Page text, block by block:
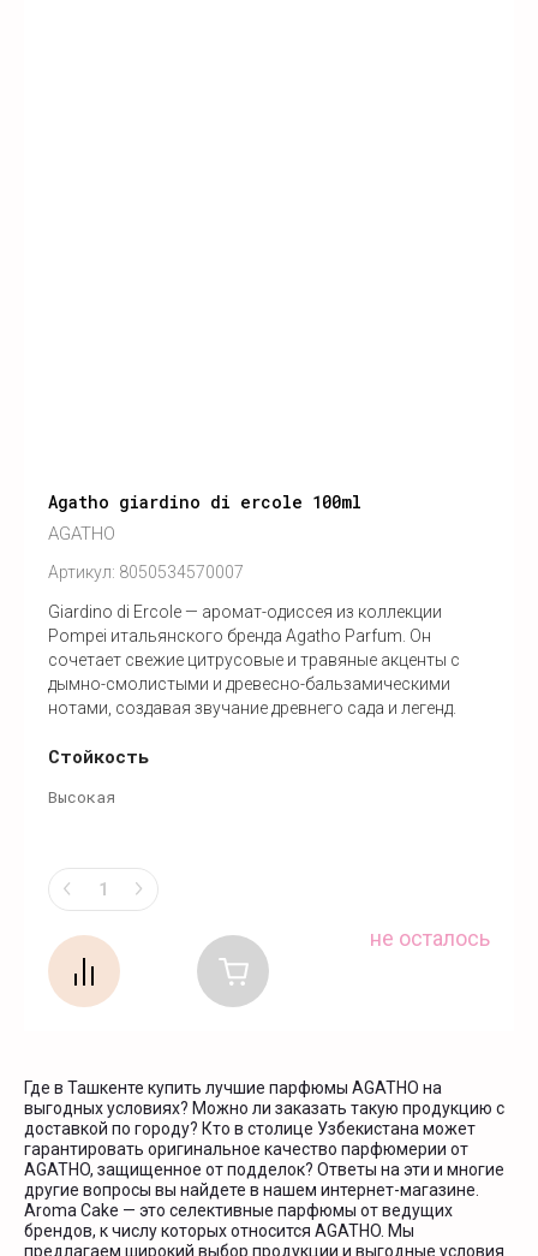
Agatho giardino di ercole 100ml
AGATHO
Артикул: 8050534570007
Giardino di Ercole — аромат-одиссея из коллекции
Pompei итальянского бренда Agatho Parfum. Он
сочетает свежие цитрусовые и травяные акценты с
дымно-смолистыми и древесно-бальзамическими
нотами, создавая звучание древнего сада и легенд.
Стойкость
Высокая
не осталось
Где в Ташкенте купить лучшие парфюмы AGATHO на
выгодных условиях? Можно ли заказать такую продукцию с
доставкой по городу? Кто в столице Узбекистана может
гарантировать оригинальное качество парфюмерии от
AGATHO, защищенное от подделок? Ответы на эти и многие
другие вопросы вы найдете в нашем интернет-магазине.
Aroma Cake — это селективные парфюмы от ведущих
брендов, к числу которых относится AGATHO. Мы
предлагаем широкий выбор продукции и выгодные условия